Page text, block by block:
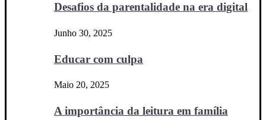
Desafios da parentalidade na era digital
Junho 30, 2025
Educar com culpa
Maio 20, 2025
A importância da leitura em família